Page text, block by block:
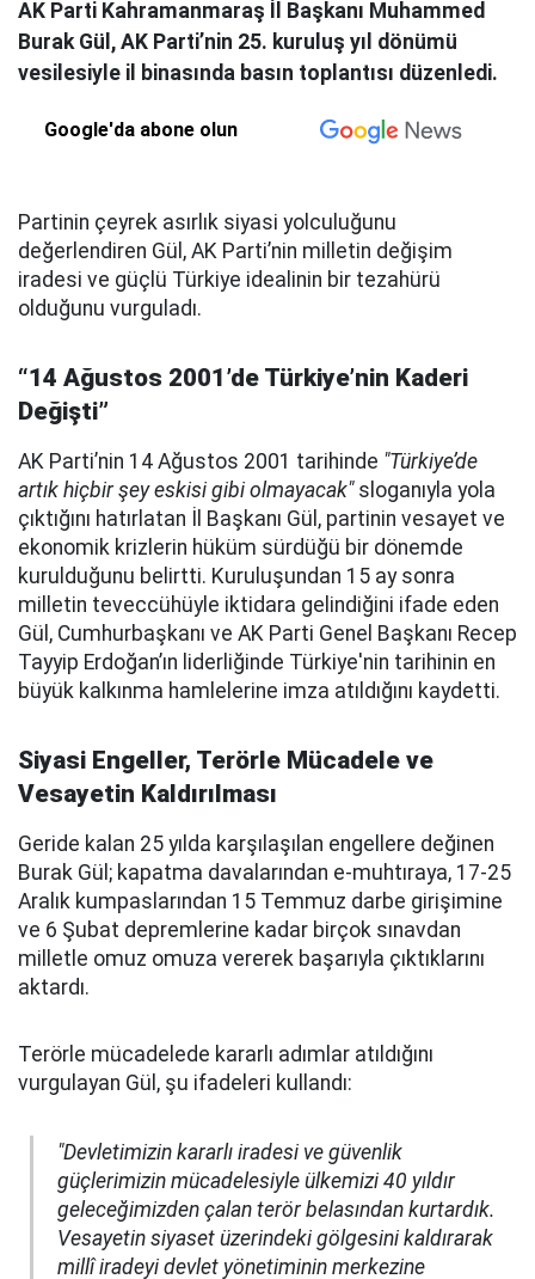
AK Parti Kahramanmaraş İl Başkanı Muhammed
Burak Gül, AK Parti’nin 25. kuruluş yıl dönümü
vesilesiyle il binasında basın toplantısı düzenledi.
Google'da abone olun
Partinin çeyrek asırlık siyasi yolculuğunu
değerlendiren Gül, AK Parti’nin milletin değişim
iradesi ve güçlü Türkiye idealinin bir tezahürü
olduğunu vurguladı.
“14 Ağustos 2001’de Türkiye’nin Kaderi
Değişti”
AK Parti’nin 14 Ağustos 2001 tarihinde "Türkiye’de
artık hiçbir şey eskisi gibi olmayacak"sloganıyla yola
çıktığını hatırlatan İl Başkanı Gül, partinin vesayet ve
ekonomik krizlerin hüküm sürdüğü bir dönemde
kurulduğunu belirtti. Kuruluşundan 15 ay sonra
milletin teveccühüyle iktidara gelindiğini ifade eden
Gül, Cumhurbaşkanı ve AK Parti Genel Başkanı Recep
Tayyip Erdoğan’ın liderliğinde Türkiye'nin tarihinin en
büyük kalkınma hamlelerine imza atıldığını kaydetti.
Siyasi Engeller, Terörle Mücadele ve
Vesayetin Kaldırılması
Geride kalan 25 yılda karşılaşılan engellere değinen
Burak Gül; kapatma davalarından e-muhtıraya, 17-25
Aralık kumpaslarından 15 Temmuz darbe girişimine
ve 6 Şubat depremlerine kadar birçok sınavdan
milletle omuz omuza vererek başarıyla çıktıklarını
aktardı.
Terörle mücadelede kararlı adımlar atıldığını
vurgulayan Gül, şu ifadeleri kullandı:
"Devletimizin kararlı iradesi ve güvenlik
güçlerimizin mücadelesiyle ülkemizi 40 yıldır
geleceğimizden çalan terör belasından kurtardık.
Vesayetin siyaset üzerindeki gölgesini kaldırarak
millî iradeyi devlet yönetiminin merkezine